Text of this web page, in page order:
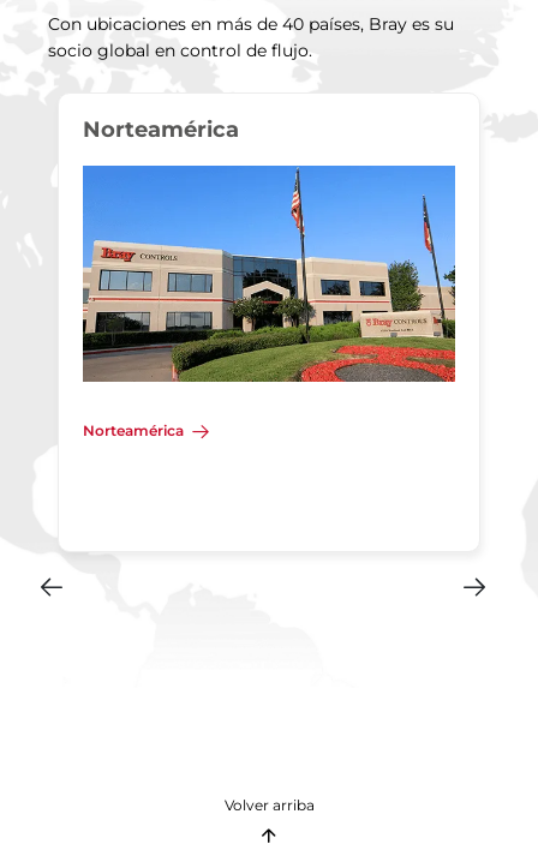
Con ubicaciones en más de 40 países, Bray es su
socio global en control de flujo.
Norteamérica
Norteamérica
Volver arriba